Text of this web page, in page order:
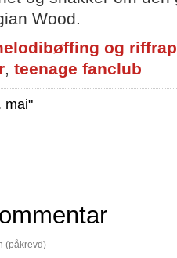
Wood.
og
, teenage fanclub
mai"
(påkrevd)